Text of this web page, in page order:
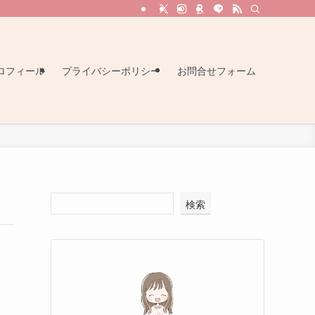
フィール プライバシーポリシー お問合せフォーム
検索